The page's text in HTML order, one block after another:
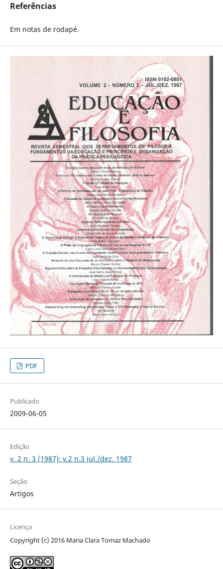
Referências
Em notas de rodapé.
PDF
Publicado
2009-06-05
Edição
v. 2 n. 3 (1987): v.2 n.3 jul./dez. 1987
Seção
Artigos
Licença
Copyright (c) 2016 Maria Clara Tomaz Machado